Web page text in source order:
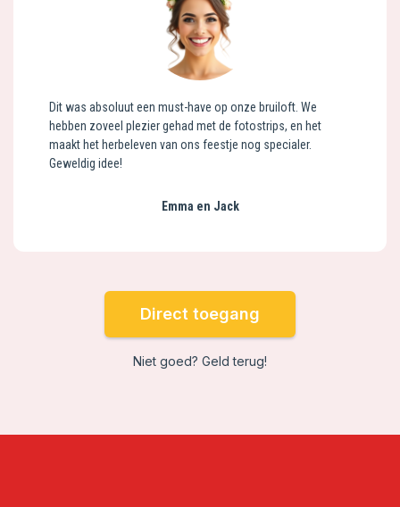
Dit was absoluut een must-have op onze bruiloft. We
hebben zoveel plezier gehad met de fotostrips, en het
maakt het herbeleven van ons feestje nog specialer.
Geweldig idee!
Emma en Jack
Direct toegang
Niet goed? Geld terug!